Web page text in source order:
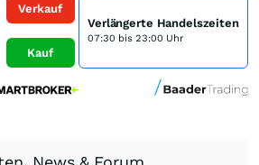
Verkauf
Kauf
Verlängerte Handelszeiten
07:30 bis 23:00 Uhr